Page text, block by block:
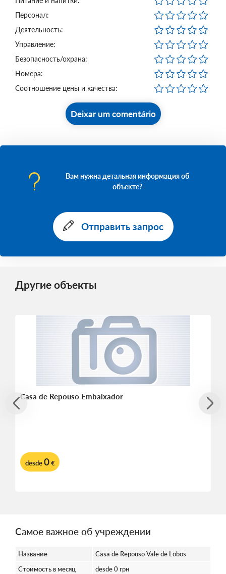
Персонал:
Деятельность:
Управление:
Безопасность/охрана:
Номера:
Соотношение цены и качества:
Deixar um comentário
Вам нужна детальная информация об
объекте?
Отправить запрос
Другие объекты
Casa de Repouso Embaixador
desde0€
Самое важное об учреждении
Название
Casa de Repouso Vale de Lobos
Стоимость в месяц
desde 0 грн